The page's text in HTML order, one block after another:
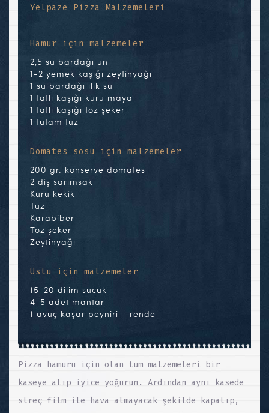
Yelpaze Pizza Malzemeleri
Hamur için malzemeler
2,5 su bardağı un
1-2 yemek kaşığı zeytinyağı
1 su bardağı ılık su
1 tatlı kaşığı kuru maya
1 tatlı kaşığı toz şeker
1 tutam tuz
Domates sosu için malzemeler
200 gr. konserve domates
2 diş sarımsak
Kuru kekik
Tuz
Karabiber
Toz şeker
Zeytinyağı
Üstü için malzemeler
15-20 dilim sucuk
4-5 adet mantar
1 avuç kaşar peyniri – rende
Pizza hamuru için olan tüm malzemeleri bir
kaseye alıp iyice yoğurun. Ardından aynı kasede
streç film ile hava almayacak şekilde kapatıp,